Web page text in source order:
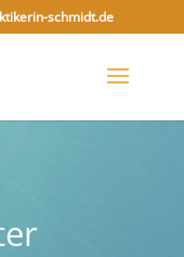
schmidt.de